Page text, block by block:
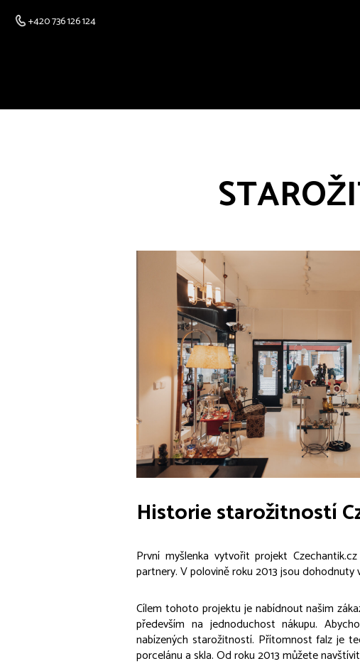
+420 736 126 124
Historie starožitností
První myšlenka vytvořit projekt
partnery. V polovině roku 2013 jsou
Cílem tohoto projektu je nabídnout našim
především na jednoduchost nákupu.
nabízených starožitností. Přítomnost falz je
porcelánu a skla. Od roku 2013 můžete